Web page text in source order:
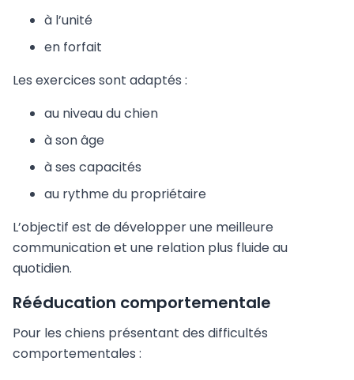
à l’unité
en forfait
Les exercices sont adaptés :
au niveau du chien
à son âge
à ses capacités
au rythme du propriétaire
L’objectif est de développer une meilleure
communication et une relation plus fluide au
quotidien.
Rééducation comportementale
Pour les chiens présentant des difficultés
comportementales :